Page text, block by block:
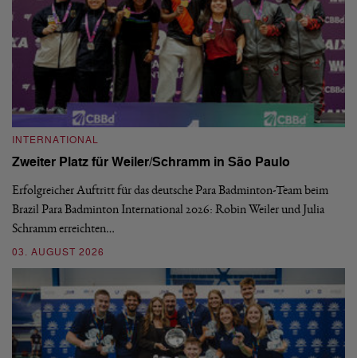
INTERNATIONAL
Zweiter Platz für Weiler/Schramm in São Paulo
Erfolgreicher Auftritt für das deutsche Para Badminton-Team beim
Brazil Para Badminton International 2026: Robin Weiler und Julia
Schramm erreichten…
03. AUGUST 2026